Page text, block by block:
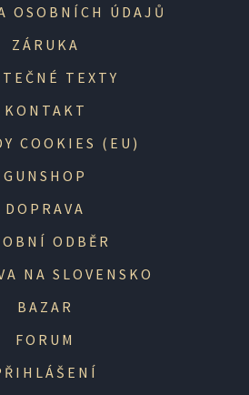
OSOBNÍCH ÚDAJŮ
ZÁRUKA
TEXTY
KONTAKT
COOKIES (EU)
GUNSHOP
DOPRAVA
ODBĚR
NA SLOVENSKO
BAZAR
FORUM